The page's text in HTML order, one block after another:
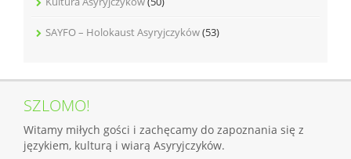
SAYFO – Holokaust Asyryjczyków(53)
SZLOMO!
Witamy miłych gości i zachęcamy do zapoznania się z
językiem, kulturą i wiarą Asyryjczyków.